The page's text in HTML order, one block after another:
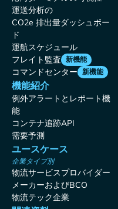
運送分析の
CO2e 排出量ダッシュボー
ド
運航スケジュール
フレイト監査 新機能
コマンドセンター 新機能
機能紹介
例外アラートとレポート機
能
コンテナ追跡API
需要予測
ユースケース
企業タイプ別
物流サービスプロバイダー
メーカーおよびBCO
物流テック企業